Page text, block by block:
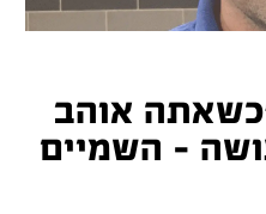
אוהב
- השמיים